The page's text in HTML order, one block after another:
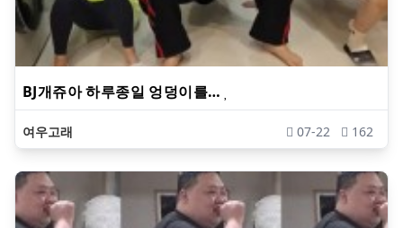
BJ개쥬아 하루종일 엉덩이를…
여우고래 07-22 162